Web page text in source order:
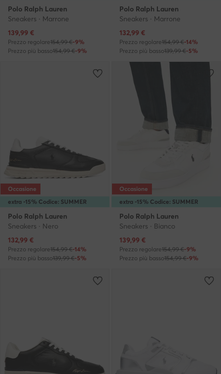
Polo Ralph Lauren
Sneakers · Marrone
Prezzo attuale
139,99 €
Prezzo regolare154,99 €-9%
Prezzo più basso154,99 €-9%
Polo Ralph Lauren
Sneakers · Marrone
Prezzo attuale
132,99 €
Prezzo regolare154,99 €-14%
Prezzo più basso139,99 €-5%
extra -15% Codice: SUMMER
Occasione
Polo Ralph Lauren
Sneakers · Nero
Prezzo attuale
132,99 €
Prezzo regolare154,99 €-14%
Prezzo più basso139,99 €-5%
extra -15% Codice: SUMMER
Occasione
Polo Ralph Lauren
Sneakers · Bianco
Prezzo attuale
139,99 €
Prezzo regolare154,99 €-9%
Prezzo più basso154,99 €-9%